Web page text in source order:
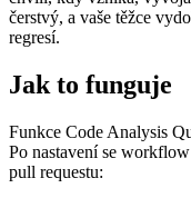
čerstvý, a vaše těžce
regresí.
Jak to funguje
Funkce Code Analysis
Po nastavení se
pull requestu: